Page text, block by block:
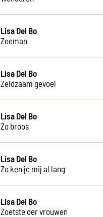
Lisa Del Bo
Zeeman
Lisa Del Bo
Zeldzaam gevoel
Lisa Del Bo
Zo broos
Lisa Del Bo
Zo ken je mij al lang
Lisa Del Bo
Zoetste der vrouwen